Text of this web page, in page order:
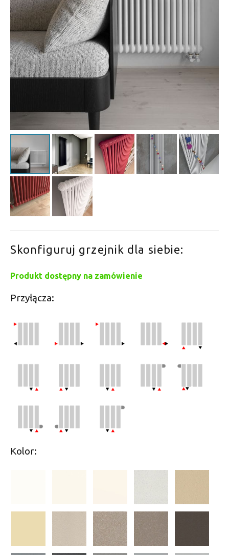
Skonfiguruj grzejnik dla siebie:
Produkt dostępny na zamówienie
Przyłącza:
Kolor: